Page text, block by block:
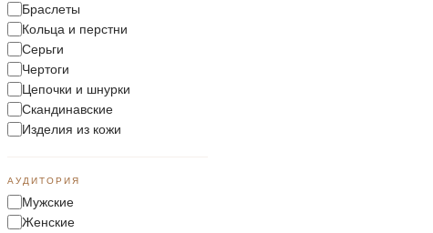
Браслеты
Кольца и перстни
Серьги
Чертоги
Цепочки и шнурки
Скандинавские
Изделия из кожи
АУДИТОРИЯ
Мужские
Женские